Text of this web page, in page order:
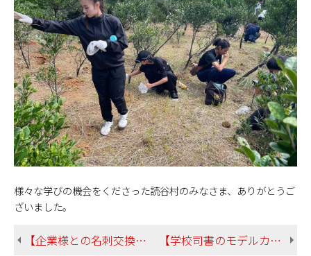
様々な学びの機会をくださった読谷村のみなさま、ありがとうご
ざいました。
【企業様との名刺交換会が開催されました！ 日文の企業就職実績もご紹介】 【学校司書のモデルカリキュラムで「読書月間」をPRするためのポスター作りを行いました！】